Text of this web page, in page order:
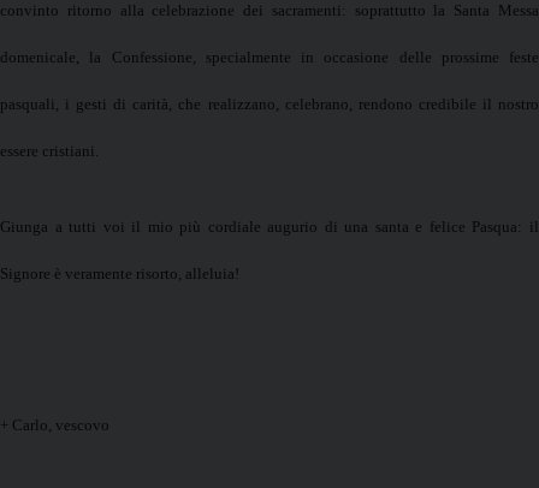
convinto ritorno alla celebrazione dei sacramenti: soprattutto la Santa Messa
domenicale, la Confessione, specialmente in occasione delle prossime feste
pasquali, i gesti di carità, che realizzano, celebrano, rendono credibile il nostro
essere cristiani.
Giunga a tutti voi il mio più cordiale augurio di una santa e felice Pasqua: il
Signore è veramente risorto, alleluia!
+ Carlo, vescovo